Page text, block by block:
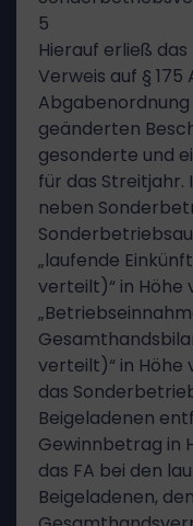
5
Hierauf erließ das
Verweis auf § 175
geänderten
gesonderte und
für das Streitjahr.
neben
„laufende
verteilt)“ in Höhe
verteilt)“ in Höhe
das
Beigeladenen
Gewinnbetrag in
das FA bei den
Beigeladenen,